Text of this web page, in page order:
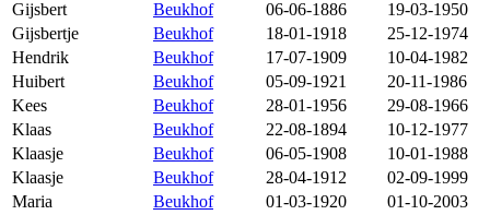
Gijsbert Beukhof 06-06-1886
19-03-1950
Gijsbertje
Beukhof 18-01-1918
25-12-1974
Hendrik
Beukhof 17-07-1909
10-04-1982
Huibert
Beukhof 05-09-1921
20-11-1986
Kees
Beukhof 28-01-1956
29-08-1966
Klaas
Beukhof 22-08-1894
10-12-1977
Klaasje
Beukhof 06-05-1908
10-01-1988
Klaasje
Beukhof 28-04-1912
02-09-1999
Maria
Beukhof 01-03-1920
01-10-2003